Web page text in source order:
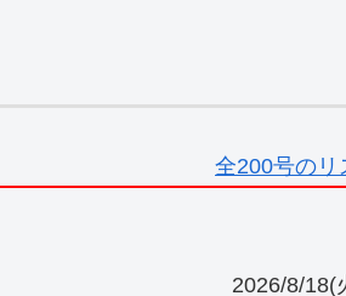
全200号のリ
2026/8/18(